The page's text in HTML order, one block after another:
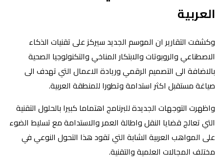
العربية
وكشفت التقارير ان الموسم الجديد سيركز على تقنيات الذكاء
الاصطناعي والروبوتات والابتكار المناخي والتكنولوجيا الصحية
بالاضافة الى التصميم الرقمي وريادة الاعمال التي تهدف الى
صياغة مستقبل اكثر استدامة وتطورا للمنطقة العربية.
واظهرت التوجهات الجديدة للبرنامج اهتماما كبيرا بالحلول التقنية
التي تعالج قضايا النقل واطالة العمر والاستدامة مع تسليط الضوء
على المواهب العربية الشابة التي تقود هذا التحول النوعي في
مختلف المجالات العلمية والتقنية.